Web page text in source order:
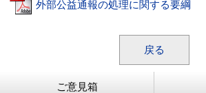
外部公益通報の処理に関する要綱
戻る
ご意見箱